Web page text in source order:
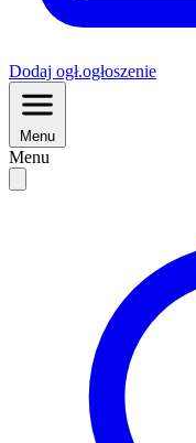
Dodaj ogł.ogłoszenie
Menu
Menu